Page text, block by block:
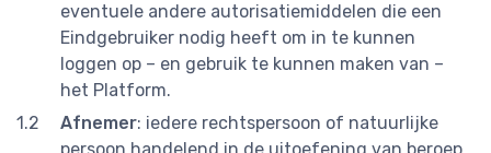
eventuele andere autorisatiemiddelen die een
Eindgebruiker nodig heeft om in te kunnen
loggen op – en gebruik te kunnen maken van –
het Platform.
Afnemer: iedere rechtspersoon of natuurlijke